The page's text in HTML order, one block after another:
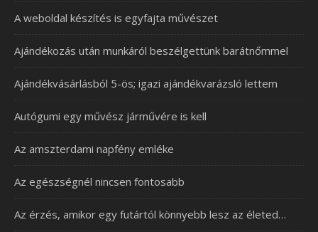
A weboldal készítés is egyfajta művészet
Ajándékozás után munkáról beszélgettünk barátnőmmel
Ajándékvásárlásból 5-ös; igazi ajándékvarázsló lettem
Autógumi egy művész járművére is kell
Az amszterdami napfény emléke
Az egészségnél nincsen fontosabb
Az érzés, amikor egy futártól könnyebb lesz az életed…